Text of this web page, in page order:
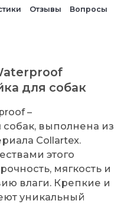
Отзывы Вопросы
для собак
–
выполнена из
Collartex.
этого
мягкость и
влаги. Крепкие и
уникальный